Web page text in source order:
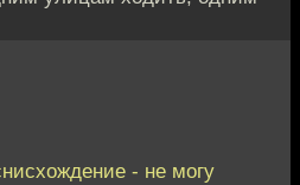
- не могу